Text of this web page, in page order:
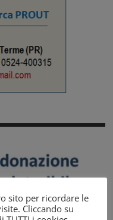
sito per ricordare le
Cliccando su